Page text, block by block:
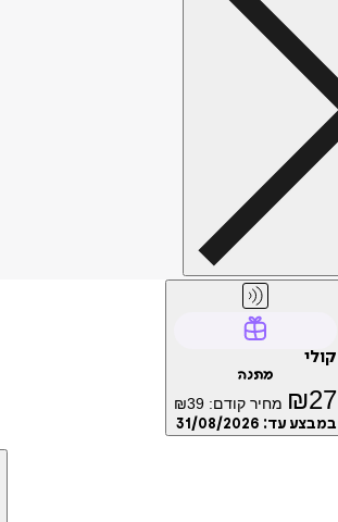
קולי
מתנה
₪27 מחיר קודם: ₪39
במבצע עד: 31/08/2026